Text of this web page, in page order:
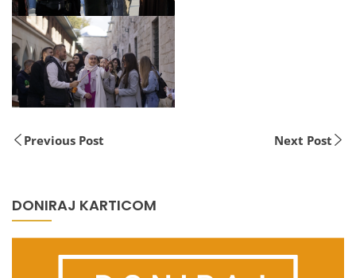
Previous Post Next Post
DONIRAJ KARTICOM